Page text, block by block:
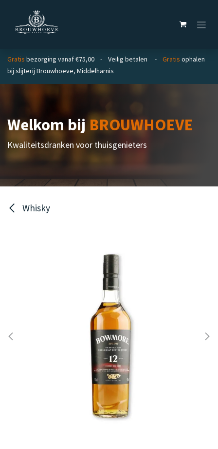
Gratis bezorging vanaf €75,00 - Veilig betalen - Gratis ophalen
bij slijterij Brouwhoeve, Middelharnis
Welkom bijBROUWHOEVE
Kwaliteitsdranken voor thuisgenieters
Whisky